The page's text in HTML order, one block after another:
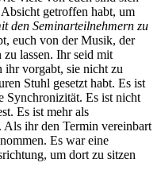
getroffen habt, um
den Seminarteilnehmern zu
euch von der Musik, der
lassen. Ihr seid mit
ihr vorgabt, sie nicht zu
Stuhl gesetzt habt. Es ist
Synchronizität. Es ist nicht
Es ist mehr als
Als ihr den Termin vereinbart
Es war eine
um dort zu sitzen